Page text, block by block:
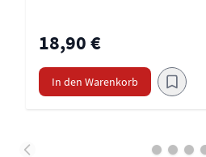
18,90 €
In den Warenkorb